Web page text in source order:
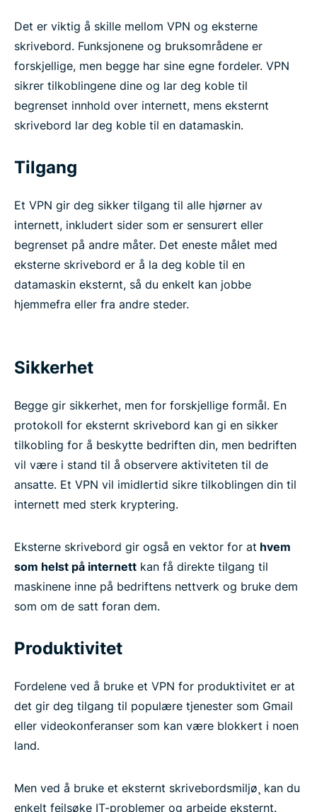
Det er viktig å skille mellom VPN og eksterne
skrivebord. Funksjonene og bruksområdene er
forskjellige, men begge har sine egne fordeler. VPN
sikrer tilkoblingene dine og lar deg koble til
begrenset innhold over internett, mens eksternt
skrivebord lar deg koble til en datamaskin.
Tilgang
Et VPN gir deg sikker tilgang til alle hjørner av
internett, inkludert sider som er sensurert eller
begrenset på andre måter. Det eneste målet med
eksterne skrivebord er å la deg koble til en
datamaskin eksternt, så du enkelt kan jobbe
hjemmefra eller fra andre steder.
Sikkerhet
Begge gir sikkerhet, men for forskjellige formål. En
protokoll for eksternt skrivebord kan gi en sikker
tilkobling for å beskytte bedriften din, men bedriften
vil være i stand til å observere aktiviteten til de
ansatte. Et VPN vil imidlertid sikre tilkoblingen din til
internett med sterk kryptering.
Eksterne skrivebord gir også en vektor for at hvem
som helst på internett kan få direkte tilgang til
maskinene inne på bedriftens nettverk og bruke dem
som om de satt foran dem.
Produktivitet
Fordelene ved å bruke et VPN for produktivitet er at
det gir deg tilgang til populære tjenester som Gmail
eller videokonferanser som kan være blokkert i noen
land.
Men ved å bruke et eksternt skrivebordsmiljø¸ kan du
enkelt feilsøke IT-problemer og arbeide eksternt.